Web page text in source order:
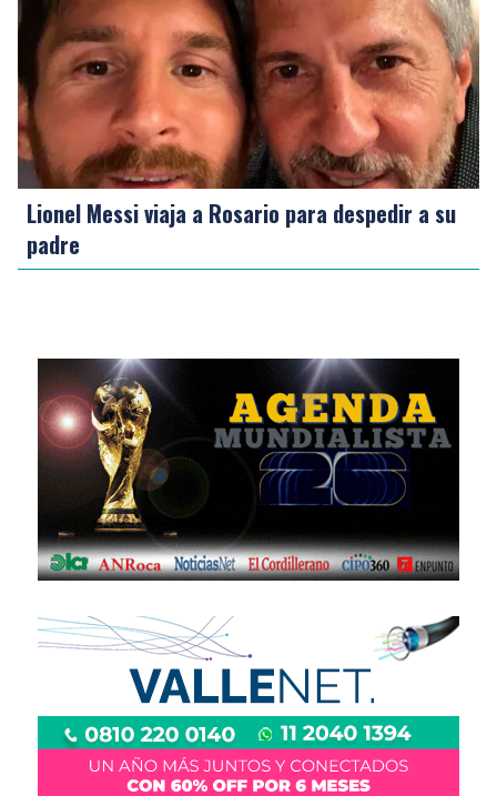
Lionel Messi viaja a Rosario para despedir a su
padre